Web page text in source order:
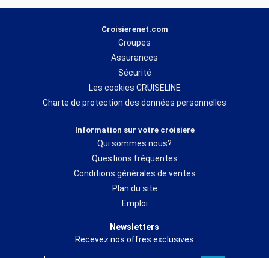
Croisierenet.com
Groupes
Assurances
Sécurité
Les cookies CRUISELINE
Charte de protection des données personnelles
Information sur votre croisiere
Qui sommes nous?
Questions fréquentes
Conditions générales de ventes
Plan du site
Emploi
Newsletters
Recevez nos offres exclusives